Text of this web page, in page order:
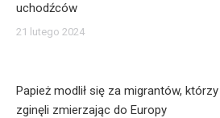
uchodźców
21 lutego 2024
Papież modlił się za migrantów, którzy
zginęli zmierzając do Europy